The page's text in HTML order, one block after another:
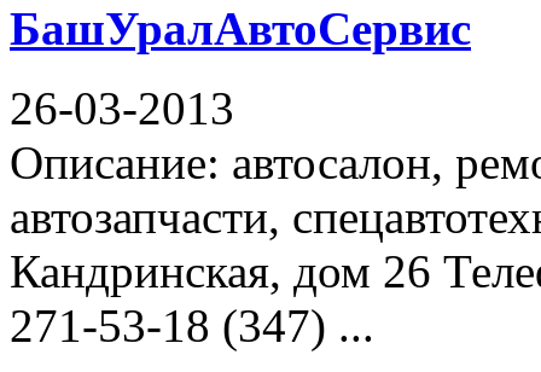
БашУралАвтоСервис
26-03-2013
Описание: автосалон,
автозапчасти,
Кандринская, дом 26
271-53-18 (347) ...